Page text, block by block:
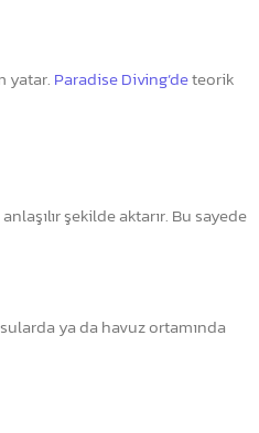
yatar. Paradise Diving’deteorik
şekilde aktarır. Bu sayede
ya da havuz ortamında